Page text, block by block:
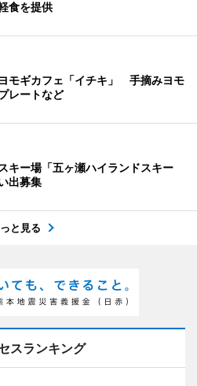
食を提供
モギカフェ「イチキ」 手摘みヨモ
レートなど
キー場「五ヶ瀬ハイランドスキー
出募集
と見る
スランキング